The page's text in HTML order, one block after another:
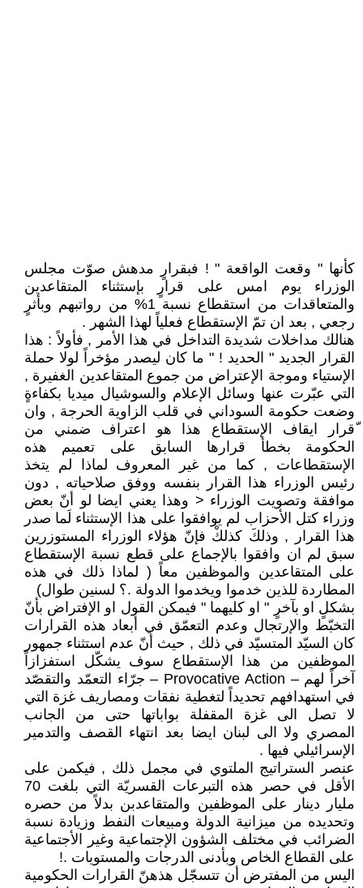
كأنها " وقعت الواقعة " ! فبقرارٍ مدهش صوّت مجلس
الوزراء يوم امس على قرارٍ بإستثناء المتقاعدين
والمتعاقدات من استقطاع نسبة 1% من رواتبهم وبأثرٍ
رجعي , بعد ان تمّ الإستقطاع فعلياً لهذا الشهر .
هنالك مداخلات شديدة التداخل في هذا الأمر , فأولاً : هذا
القرار الجديد " الحديد ! " ما كان ليصدر مؤخراً لولا حملة
الإستياء وموجة الإعتراض من جموع المتقاعدين الغفيرة ,
التي عبّرت عنها وسائل الإعلام والسوشيال ميديا بكفاءةٍ
وضعت حكومة السوداني في قلب الزاوية الحرجة , وان
ّقرار ايقاف الإستقطاع هذا هو اعتراف ضمني من
الحكومة بخطأ قرارها السابق على تعميم هذه
الإستقطاعات , كما من غير المعروف لماذا لم يتخذ
رئيس الوزراء هذا القرار بنفسه ووفق صلاحياته , دون
موافقة وتصويت الوزراء < وهذا يعني ايضا لو أنّ بعض
وزراء كتل الأحزاب لم يوافقوا على هذا الإستثناء لَما صدر
هذا القرار , وذلكَ كذلكْ فإنّ هؤلاء الوزراء المستوزرين
سبق لم ان وافقوا بالإجماع على قطع نسبة الإستقطاع
على المتقاعدين والموظفين معاً ( لماذا ذلك في هذه
المطاردة للذين خدموا ويخدموا الدولة .؟ لسنين طوال)
بشكلٍ او بآخرٍ " او كليهما " فيمكن القول او الإفتراض بأنّ
التخبّط والإرتجال وعدم التعمّق في أبعاد هذه القرارات
كان السيّد المتسيّد في ذلك , حيث أنّ عدم استثناء جمهور
الموظفين من هذا الإستقطاع سوف يشكّل استفزازاً
آخراً لهم – Provocative Action – جرّاء التعمّد والتقصّد
في استهدافهم تحديداً لتغطية نفقات ومصاريف غزة التي
لا تصل الى غزة المقفلة بواباتها حتى من الجانب
المصري ولا الى لبنان ايضا بعد انتهاء القصف والتدمير
الإسرائيلي فيها .
عنصر الستراتيج الملتوي في مجمل ذلك , فيكمن على
الأقل في حصر هذه التبرعات القسريّة التي بلغت 70
مليار دينار على الموظفين والمتقاعدبن بدلاً من حصره
وتحديده من ميزانية الدولة ومبيعات النفط وزيادة نسبة
الضرائب في مختلف الشؤون الإجتماعية وغير الأجتماعية
على القطاع الخاص وبأدنى الدرجات والمستويات .!
اليس من المفترض أن تتسجّل هذهنّ القرارات الحكومية